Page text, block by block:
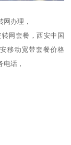
办理，
网套餐，西安中国
移动宽带套餐价格
电话，